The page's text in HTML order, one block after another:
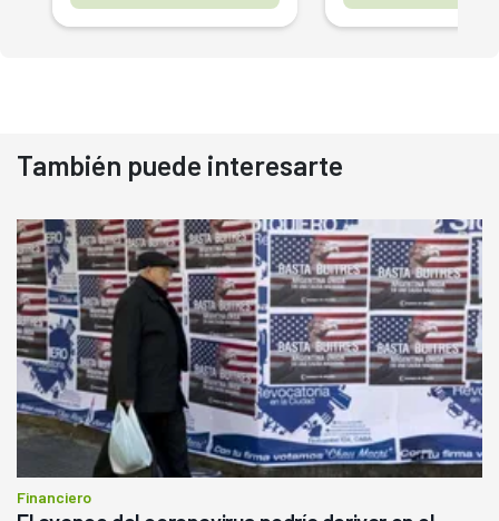
También puede interesarte
Financiero